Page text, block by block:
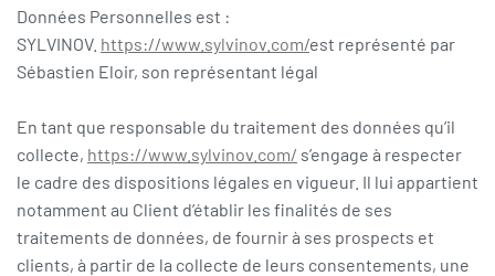
Données Personnelles est :
SYLVINOV. https://www.sylvinov.com/est représenté par
Sébastien Eloir, son représentant légal
En tant que responsable du traitement des données qu’il
collecte, https://www.sylvinov.com/ s’engage à respecter
le cadre des dispositions légales en vigueur. Il lui appartient
notamment au Client d’établir les finalités de ses
traitements de données, de fournir à ses prospects et
clients, à partir de la collecte de leurs consentements, une